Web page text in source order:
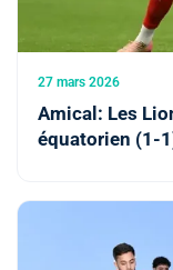
27 mars 2026
Amical: Les
équatorien (1-